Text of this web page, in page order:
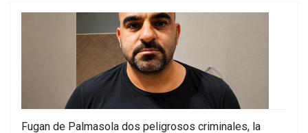
Fugan de Palmasola dos peligrosos criminales, la